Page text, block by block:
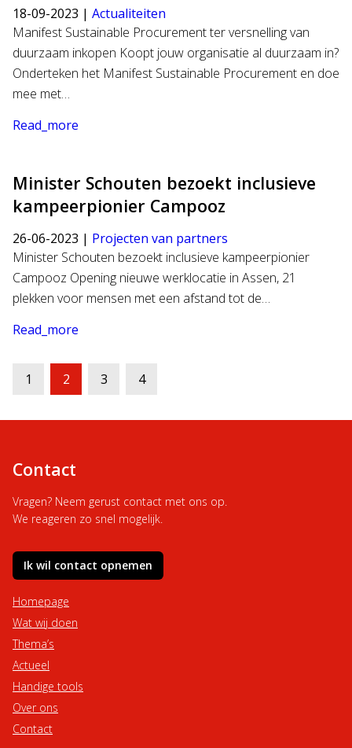
18-09-2023 | Actualiteiten
Manifest Sustainable Procurement ter versnelling van
duurzaam inkopen Koopt jouw organisatie al duurzaam in?
Onderteken het Manifest Sustainable Procurement en doe
mee met…
Read_more
Minister Schouten bezoekt inclusieve
kampeerpionier Campooz
26-06-2023 | Projecten van partners
Minister Schouten bezoekt inclusieve kampeerpionier
Campooz Opening nieuwe werklocatie in Assen, 21
plekken voor mensen met een afstand tot de…
Read_more
Berichten
paginering
1 2 3 4
Contact
Vragen? Neem gerust contact met ons op.
We reageren zo snel mogelijk.
Ik wil contact opnemen
Homepage
Wat wij doen
Thema’s
Actueel
Handige tools
Over ons
Contact